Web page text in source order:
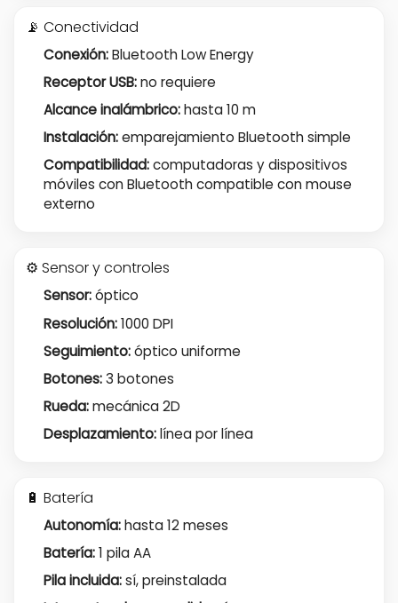
📡 Conectividad
Conexión:Bluetooth Low Energy
Receptor USB:no requiere
Alcance inalámbrico:hasta 10 m
Instalación:emparejamiento Bluetooth simple
Compatibilidad:computadoras y dispositivos
móviles con Bluetooth compatible con mouse
externo
⚙️ Sensor y controles
Sensor:óptico
Resolución:1000 DPI
Seguimiento:óptico uniforme
Botones:3 botones
Rueda:mecánica 2D
Desplazamiento:línea por línea
🔋 Batería
Autonomía:hasta 12 meses
Batería:1 pila AA
Pila incluida:sí, preinstalada